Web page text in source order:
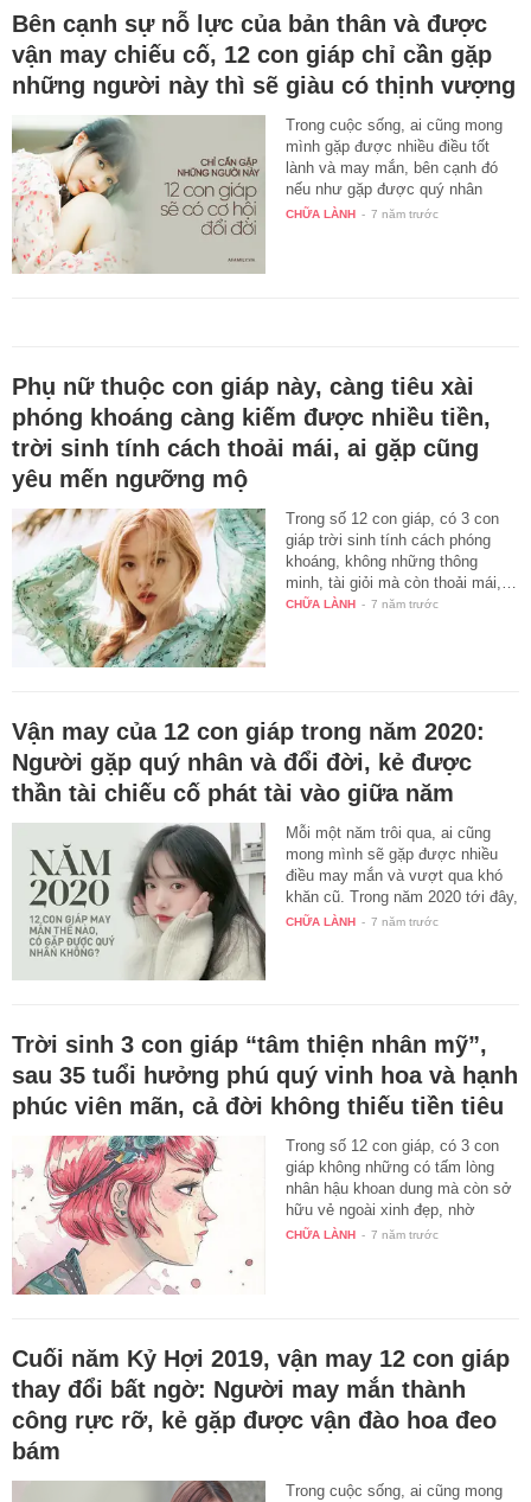
Bên cạnh sự nỗ lực của bản thân và được
vận may chiếu cố, 12 con giáp chỉ cần gặp
những người này thì sẽ giàu có thịnh vượng
Trong cuộc sống, ai cũng mong
mình gặp được nhiều điều tốt
lành và may mắn, bên cạnh đó
nếu như gặp được quý nhân
thì…
CHỮA LÀNH - 7 năm trước
Phụ nữ thuộc con giáp này, càng tiêu xài
phóng khoáng càng kiếm được nhiều tiền,
trời sinh tính cách thoải mái, ai gặp cũng
yêu mến ngưỡng mộ
Trong số 12 con giáp, có 3 con
giáp trời sinh tính cách phóng
khoáng, không những thông
minh, tài giỏi mà còn thoải mái,…
CHỮA LÀNH - 7 năm trước
Vận may của 12 con giáp trong năm 2020:
Người gặp quý nhân và đổi đời, kẻ được
thần tài chiếu cố phát tài vào giữa năm
Mỗi một năm trôi qua, ai cũng
mong mình sẽ gặp được nhiều
điều may mắn và vượt qua khó
khăn cũ. Trong năm 2020 tới đây,
…
CHỮA LÀNH - 7 năm trước
Trời sinh 3 con giáp “tâm thiện nhân mỹ”,
sau 35 tuổi hưởng phú quý vinh hoa và hạnh
phúc viên mãn, cả đời không thiếu tiền tiêu
Trong số 12 con giáp, có 3 con
giáp không những có tấm lòng
nhân hậu khoan dung mà còn sở
hữu vẻ ngoài xinh đẹp, nhờ
vậy…
CHỮA LÀNH - 7 năm trước
Cuối năm Kỷ Hợi 2019, vận may 12 con giáp
thay đổi bất ngờ: Người may mắn thành
công rực rỡ, kẻ gặp được vận đào hoa đeo
bám
Trong cuộc sống, ai cũng mong